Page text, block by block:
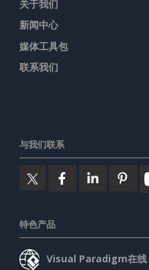
关于我们
新闻中心
媒体工具包
联系我们
与我们联系
特色产品
Visual Paradigm在线